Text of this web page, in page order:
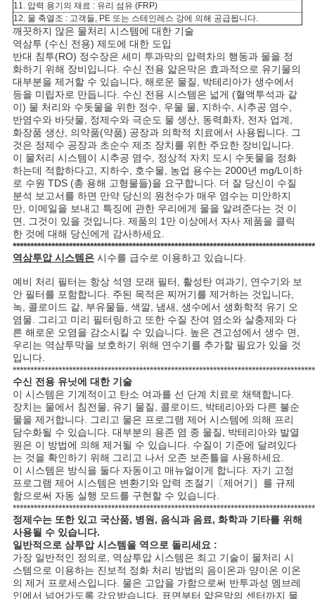
PRIVACY
POLICY
11. 압력 용기의 재료 : 유리 섬유 (FRP)
12. 물 축열조 : 고객들, PE 또는 스테인레스 강에 의해 공급됩니다.
깨끗하지 않은 물처리 시스템에 대한 기술
역삼투 (수신 전용) 제도에 대한 도입
반대 침투(RO) 정수장은 세미 투과막의 압력차의 행동과 물을 정
화하기 위해 장비입니다. 수신 전용 얇은막은 효과적으로 유기물의
대부분을 제거할 수 있습니다, 해로운 물질, 박테리아가 생수에서
등을 미립자로 만듭니다. 수신 전용 시스템은 넓게 (혈액투석과 같
이) 물 처리와 수돗물을 위한 정수, 우물 물, 지하수, 시추공 염수,
반염수와 바닷물, 정제수와 극순도 물 생산, 동력화차, 전자 업계,
화장품 생산, 의약품(약품) 공장과 의학적 치료에서 사용됩니다. 그
것은 정제수 공장과 초순수 제조 장치를 위한 주요한 장비입니다.
이 물처리 시스템이 시추공 염수, 정상적 자치 도시 수돗물을 정화
하는데 적합하다고, 지하수, 호수물, 농업 용수는 2000년 mg/L이하
로 수원 TDS (총 용해 고형물들)을 요구합니다. 더 잘 당신이 수질
분석 보고서를 하면 만약 당신의 원천수가 매우 염수는 미안하지
만, 이메일을 보내고 특징에 관한 우리에게 물을 알려준다는 것 이
면, 그것이 있을 것입니다. 제품의 1만 이상에서 자사 제품을 클릭
한 것에 대해 당신에게 감사하세요.
역삼투압 시스템은시수를 급수로 이용하고 있습니다.
예비 처리 필터는 항상 석영 모래 필터, 활성탄 여과기, 연수기와 보
안 필터를 포함합니다. 주된 목적은 찌꺼기를 제거하는 것입니다,
녹, 콜로이드 같, 부유물들, 색깔, 냄새, 생수에서 생화학적 유기 오
염물. 그리고 미리 필터링하고 또한 수질 잔여 염소와 살충제와 다
른 해로운 오염을 감소시킬 수 있습니다. 높은 견고성에서 생수 면,
우리는 역삼투막을 보호하기 위해 연수기를 추가할 필요가 있을 것
입니다.
수신 전용 유닛에 대한 기술
이 시스템은 기계적이고 탄소 여과를 선 단계 치료로 채택합니다.
장치는 물에서 침전물, 유기 물질, 콜로이드, 박테리아와 다른 불순
물을 제거합니다. 그리고 물은 프로그램 제어 시스템에 의해 프리
담수화될 수 있습니다. 대부분의 용존 염 종 물질, 박테리아와 발열
원은 이 방법에 의해 제거될 수 있습니다. 수질이 기준에 달려있다
는 것을 확인하기 위해 그리고 나서 오존 보존틀을 사용하세요.
이 시스템은 방식을 둘다 자동이고 매뉴얼이게 합니다. 자기 고정
프로그램 제어 시스템은 변환기와 압력 조절기〔제어기］를 규제
함으로써 자동 실행 모드를 구현할 수 있습니다.
정제수는 또한 있고 국산품, 병원, 음식과 음료, 화학과 기타를 위해
사용될 수 있습니다.
일반적으로 삼투압 시스템을 역으로 돌리세요 :
가장 일반적인 정의로, 역삼투압 시스템은 최고 기술이 물처리 시
스템으로 이용하는 진보적 정화 처리 방법의 음이온과 양이온 이온
의 제거 프로세스입니다. 물은 고압을 가함으로써 반투과성 멤브레
인에서 넘어가도록 강요받습니다. 표면부터 얇은막의 센터까지 물